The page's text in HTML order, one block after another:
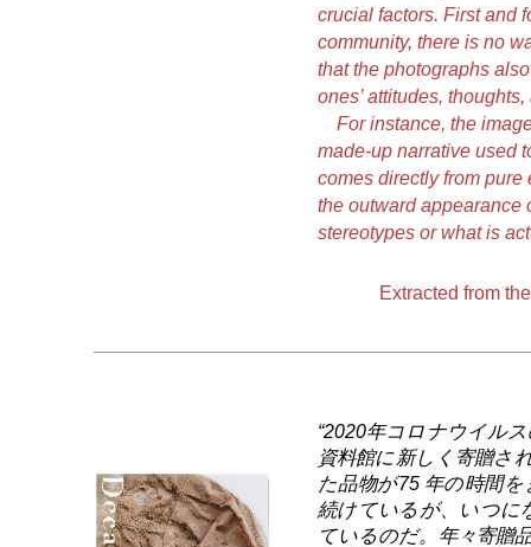
crucial factors. First and
community, there is no
that the photographs
ones’ attitudes,
For instance, the
made-up narrative used
comes directly from
the outward appearance
stereotypes or what is
Extracted from
“2020年コロナウイル
資料館に新しく寄贈さ
た品物が75 年の時間
続けているが、いつに
ているのだ。年々寄贈